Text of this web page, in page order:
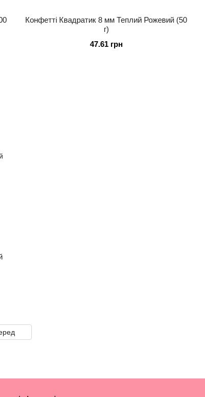
Конфетті Квадратик 8 мм Теплий Рожевий (50
г)
47.61 грн